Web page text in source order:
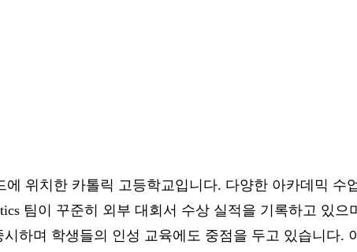
에 위치한 카톨릭 고등학교입니다. 다양한 아카데믹
팀이 꾸준히 외부 대회서 수상 실적을 기록하고 있
하며 학생들의 인성 교육에도 중점을 두고 있습니다.